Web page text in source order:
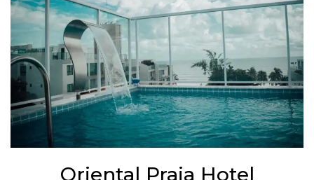
Oriental Praia Hotel